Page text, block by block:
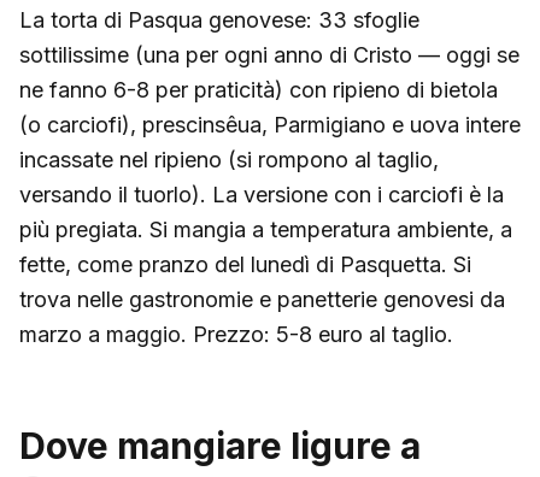
La torta di Pasqua genovese: 33 sfoglie
sottilissime (una per ogni anno di Cristo — oggi se
ne fanno 6-8 per praticità) con ripieno di bietola
(o carciofi), prescinsêua, Parmigiano e uova intere
incassate nel ripieno (si rompono al taglio,
versando il tuorlo). La versione con i carciofi è la
più pregiata. Si mangia a temperatura ambiente, a
fette, come pranzo del lunedì di Pasquetta. Si
trova nelle gastronomie e panetterie genovesi da
marzo a maggio. Prezzo: 5-8 euro al taglio.
Dove mangiare ligure a